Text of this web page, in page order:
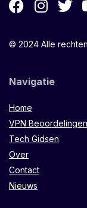
© 2024 Alle
Navigatie
Home
VPN Beoordelingen
Tech Gidsen
Over
Contact
Nieuws